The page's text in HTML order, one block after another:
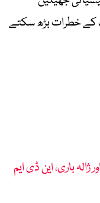
کے خطرات بڑھ سکتے
باری، این ڈی ایم